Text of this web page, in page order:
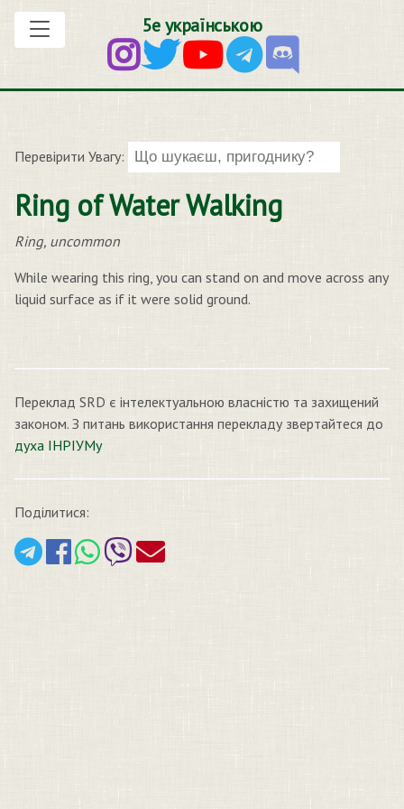
5е українською
Перевірити Увагу:
Ring of Water Walking
Ring, uncommon
While wearing this ring, you can stand on and move across any
liquid surface as if it were solid ground.
Переклад SRD є інтелектуальною власністю та захищений
законом. З питань використання перекладу звертайтеся до
духа ІНРІУМу
Поділитися: